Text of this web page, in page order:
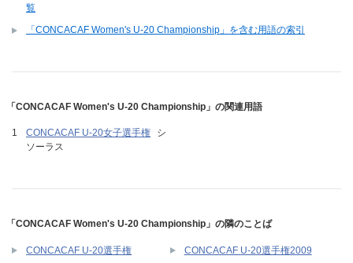
覧
「CONCACAF Women's U-20 Championship」を含む用語の索引
「CONCACAF Women's U-20 Championship」の関連用語
CONCACAF U-20女子選手権
シ
ソーラス
「CONCACAF Women's U-20 Championship」の隣のことば
CONCACAF U-20選手権
CONCACAF U-20選手権2009